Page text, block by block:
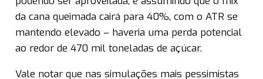
da cana queimada cairá para 40%, com o ATR se
mantendo elevado – haveria uma perda potencial
ao redor de 470 mil toneladas de açúcar.
Vale notar que nas simulações mais pessimistas